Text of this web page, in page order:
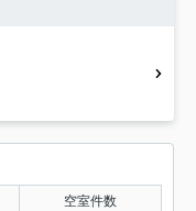
空室件数